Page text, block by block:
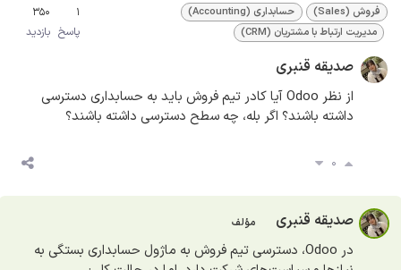
فروش (Sales)
حسابداری (Accounting)
مدیریت ارتباط با مشتریان (CRM)
1
پاسخ
350
بازدید
صدیقه قنبری
از نظر Odoo آیا کادر تیم فروش باید به حسابداری دسترسی
داشته باشند؟ اگر بله، چه سطح دسترسی داشته باشند؟
0
صدیقه قنبری مؤلف
در Odoo، دسترسی تیم فروش به ماژول حسابداری بستگی به